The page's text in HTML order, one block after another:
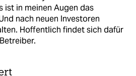
ist in meinen Augen das
nach neuen Investoren
Hoffentlich findet sich dafür